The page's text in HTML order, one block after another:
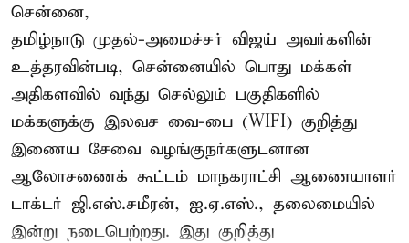
சென்னை,
தமிழ்நாடு முதல்-அமைச்சர் விஜய் அவர்களின்
உத்தரவின்படி, சென்னையில் பொது மக்கள்
அதிகளவில் வந்து செல்லும் பகுதிகளில்
மக்களுக்கு இலவச வை-பை (WIFI) குறித்து
இணைய சேவை வழங்குநர்களுடனான
ஆலோசணைக் கூட்டம் மாநகராட்சி ஆணையாளர்
டாக்டர் ஜி.எஸ்.சமீரன், ஐ.ஏ.எஸ்., தலைமையில்
இன்று நடைபெற்றது. இது குறித்து